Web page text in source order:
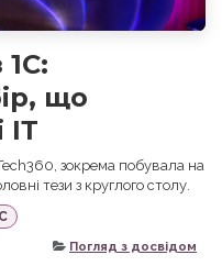
1С:
що
зокрема побувала на
тези з круглого столу.
Погляд з досвідом